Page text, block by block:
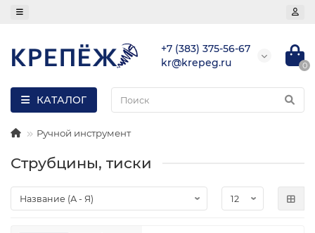
+7 (383) 375-56-67
kr@krepeg.ru
0
КАТАЛОГ
Ручной инструмент
Струбцины, тиски